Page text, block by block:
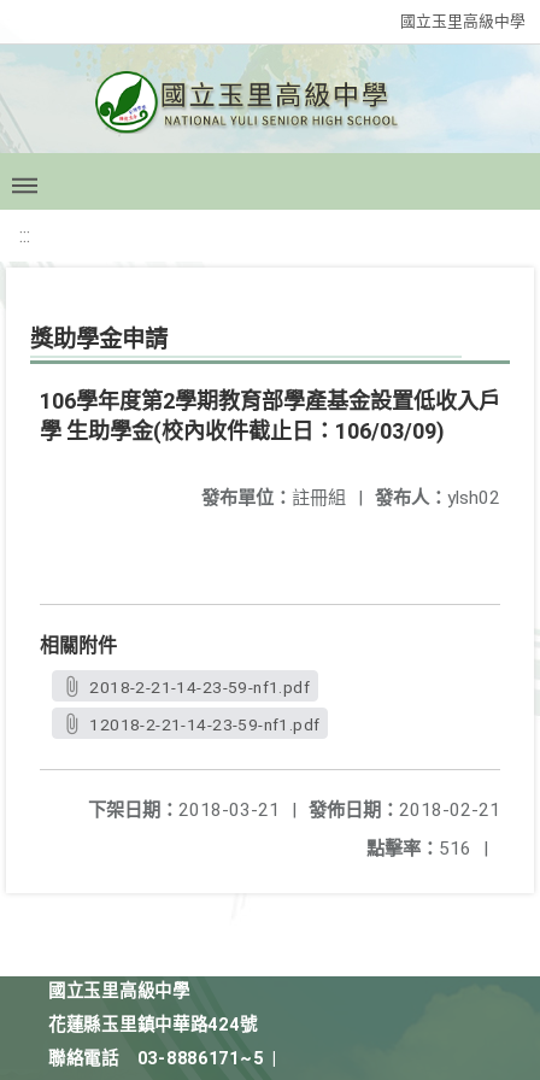
國立玉里高級中學
:::
獎助學金申請
106學年度第2學期教育部學產基金設置低收入戶
學 生助學金(校內收件截止日：106/03/09)
發布人： ylsh02
發布單位： 註冊組 |
相關附件
2018-2-21-14-23-59-nf1.pdf
12018-2-21-14-23-59-nf1.pdf
發佈日期： 2018-02-21
下架日期： 2018-03-21
|
點擊率： 516 |
國立玉里高級中學
花蓮縣玉里鎮中華路424號
聯絡電話
03-8886171~5